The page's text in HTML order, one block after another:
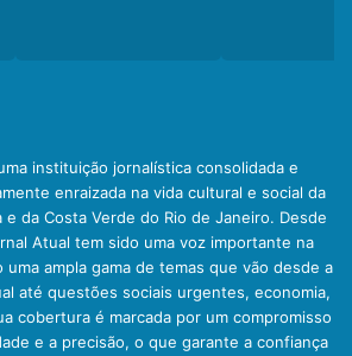
instituição jornalística consolidada e
enraizada na vida cultural e social da
e da Costa Verde do Rio de Janeiro. Desde
Atual tem sido uma voz importante na
ampla gama de temas que vão desde a
até questões sociais urgentes, economia,
cobertura é marcada por um compromisso
e a precisão, o que garante a confiança